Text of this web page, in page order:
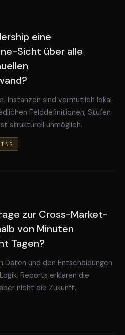
eine
Sicht über alle
Instanzen sind vermutlich lokal
Felddefinitionen, Stufen
strukturell unmöglich.
zur Cross-Market-
von Minuten
Tagen?
Daten und den Entscheidungen
Reports erklären die
nicht die Zukunft.